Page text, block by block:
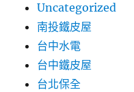
Uncategorized
南投鐵皮屋
台中水電
台中鐵皮屋
台北保全